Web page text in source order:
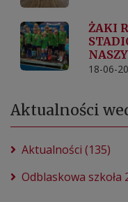
ŻAKI
18-06-
Aktualności
Aktualności (135)
Odblaskowa szkoła